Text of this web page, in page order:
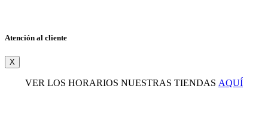
Atención al cliente
X
VER LOS HORARIOS NUESTRAS TIENDAS AQUÍ